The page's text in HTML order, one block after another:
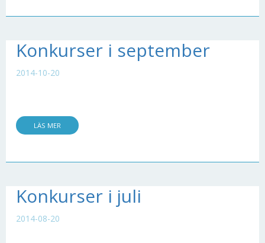
Konkurser i september
2014-10-20
LÄS MER
Konkurser i juli
2014-08-20